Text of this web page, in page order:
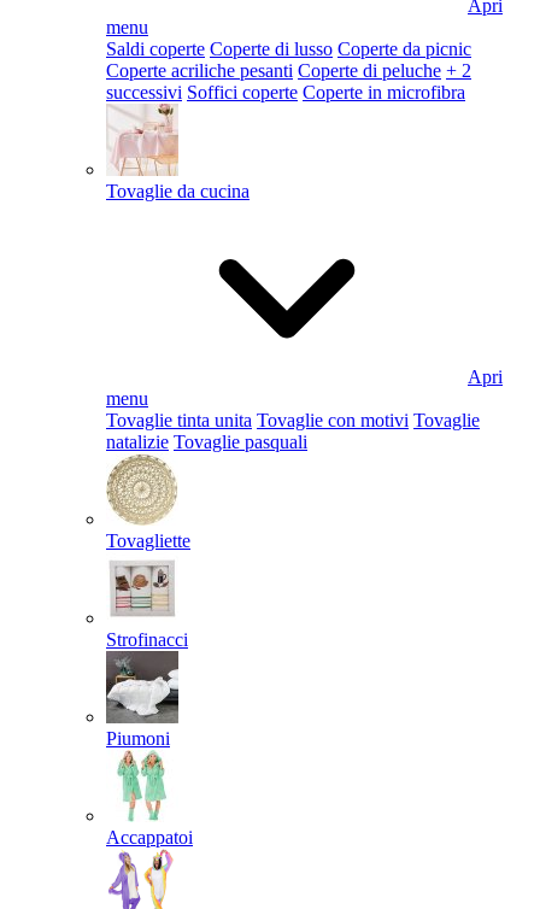
Apri
menu
Saldi coperte Coperte di lusso Coperte da picnic
Coperte acriliche pesanti Coperte di peluche + 2
successivi Soffici coperte Coperte in microfibra
Tovaglie da cucina
Apri
menu
Tovaglie tinta unita Tovaglie con motivi Tovaglie
natalizie Tovaglie pasquali
Tovagliette
Strofinacci
Piumoni
Accappatoi